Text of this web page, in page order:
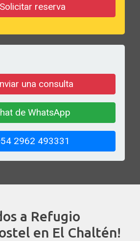
Solicitar reserva
una consulta
de WhatsApp
2962 493331
a Refugio
en El Chaltén!